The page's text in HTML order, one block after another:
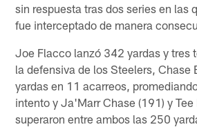
sin respuesta tras dos series en las
fue interceptado de manera
Joe Flacco lanzó 342 yardas y tres
la defensiva de los Steelers, Chase
yardas en 11 acarreos,
intento y Ja'Marr Chase (191) y Tee
superaron entre ambos las 250